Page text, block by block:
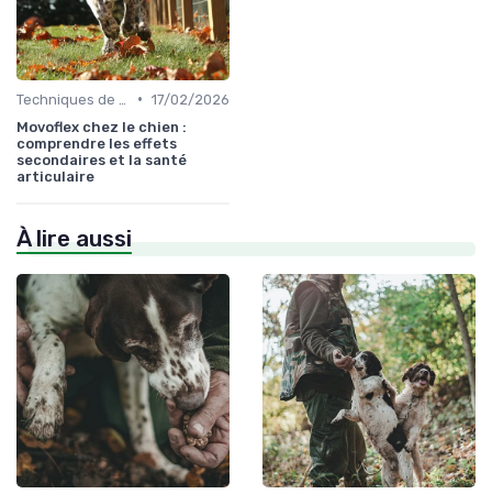
• 17/02/2026
Movoflex chez le chien :
comprendre les effets
secondaires et la santé
articulaire
À lire aussi